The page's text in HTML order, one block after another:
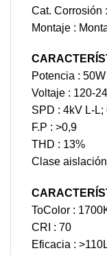
Cat. Corrosión
Montaje :
Potencia : 50W
Voltaje : 120-
SPD : 4kV L-L;
F.P : >0,9
THD : 13%
Clase aislación
ToColor :
CRI : 70
Eficacia :